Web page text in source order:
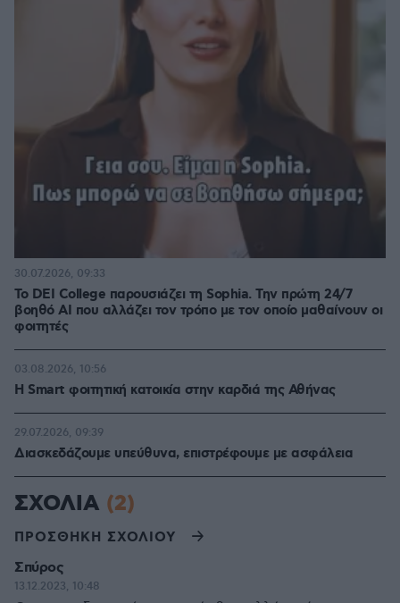
Το DEI College παρουσιάζει τη Sophia. Την πρώτη 24/7
βοηθό AI που αλλάζει τον τρόπο με τον οποίο μαθαίνουν οι
φοιτητές
30.07.2026, 09:33
Η Smart φοιτητική κατοικία στην καρδιά της Αθήνας
03.08.2026, 10:56
Διασκεδάζουμε υπεύθυνα, επιστρέφουμε με ασφάλεια
29.07.2026, 09:39
ΣΧΟΛΙΑ (2)
ΠΡΟΣΘΗΚΗ ΣΧΟΛΙΟΥ
Σπύρος
13.12.2023, 10:48